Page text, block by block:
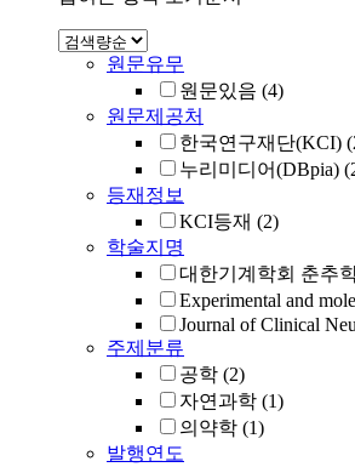
원문유무
원문있음 (4)
원문제공처
한국연구재단(KCI)
누리미디어(DBpia)
등재정보
KCI등재 (2)
학술지명
대한기계학회 춘추
Experimental and
Journal of Clinical
주제분류
공학 (2)
자연과학 (1)
의약학 (1)
발행연도